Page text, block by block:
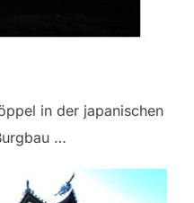
in der japanischen
…